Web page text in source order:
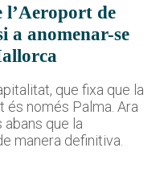
de
a anomenar-se
que fixa que la
només Palma. Ara
abans que la
manera definitiva.